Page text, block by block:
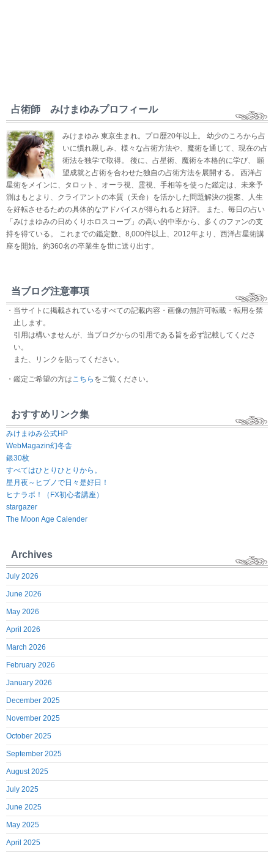
占術師 みけまゆみプロフィール
みけまゆみ 東京生まれ。プロ歴20年以上。 幼少のころから占
いに慣れ親しみ、様々な占術方法や、魔術を通じて、現在の占
術法を独学で取得。 後に、占星術、魔術を本格的に学び、 願
望成就と占術を合わせた独自の占術方法を展開する。 西洋占
星術をメインに、タロット、オーラ視、霊視、手相等を使った鑑定は、未来予
測はもとより、クライアントの本質（天命）を活かした問題解決の提案、人生
を好転させるための具体的なアドバイスが得られると好評。 また、毎日の占い
「みけまゆみの日めくりホロスコープ」の高い的中率から、多くのファンの支
持を得ている。 これまでの鑑定数、8,000件以上、2012年より、西洋占星術講
座を開始。約360名の卒業生を世に送り出す。
当ブログ注意事項
・当サイトに掲載されているすべての記載内容・画像の無許可転載・転用を禁
止します。
引用は構いませんが、当ブログからの引用である旨を必ず記載してくださ
い。
また、リンクを貼ってください。
・鑑定ご希望の方はこちら をご覧ください。
おすすめリンク集
みけまゆみ公式HP
WebMagazin幻冬舎
銀30枚
すべてはひとりひとりから。
星月夜～ヒプノで日々是好日！
ヒナラボ！（FX初心者講座）
stargazer
The Moon Age Calender
Archives
July 2026
June 2026
May 2026
April 2026
March 2026
February 2026
January 2026
December 2025
November 2025
October 2025
September 2025
August 2025
July 2025
June 2025
May 2025
April 2025